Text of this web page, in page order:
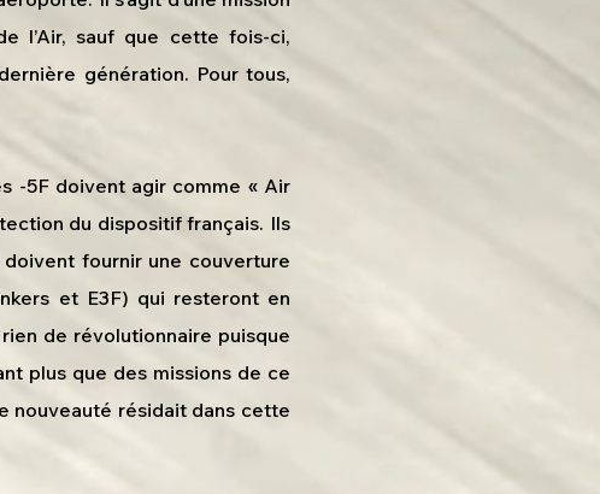
l’Air, sauf que cette fois-ci,
génération. Pour tous,
-5F doivent agir comme « Air
du dispositif français. Ils
fournir une couverture
et E3F) qui resteront en
de révolutionnaire puisque
plus que des missions de ce
nouveauté résidait dans cette